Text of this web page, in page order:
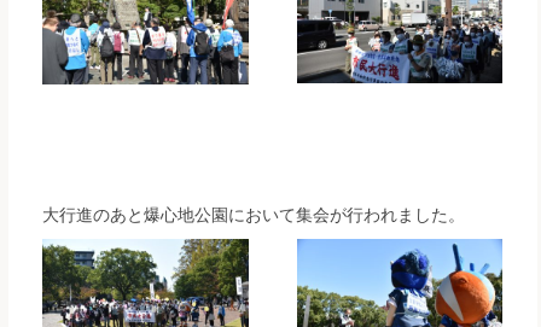
大行進のあと爆心地公園において集会が行われました。